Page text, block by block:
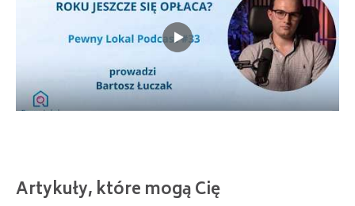
Artykuły, które mogą Cię